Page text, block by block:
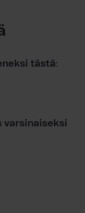
tästä:
varsinaiseksi